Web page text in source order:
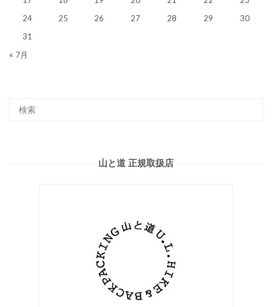
24
25 26 27 28 29
30
31
« 7月
山と道 正規取扱店